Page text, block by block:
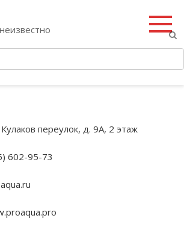
переулок, д. 9А, 2 этаж
602-95-73